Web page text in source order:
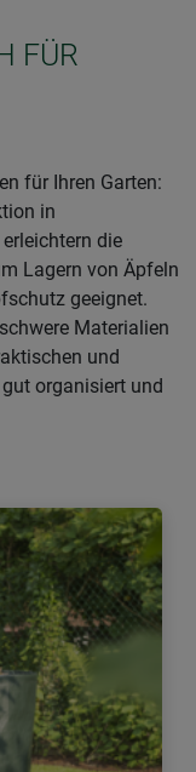
FÜR
für Ihren Garten:
in
die
Lagern von Äpfeln
geeignet.
Materialien
und
organisiert und